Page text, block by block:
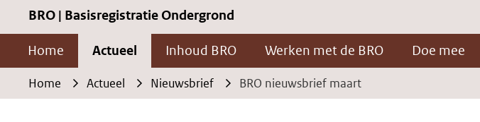
cookies
op
deze
website
worden
BRO | Basisregistratie Ondergrond
Home Actueel Inhoud BRO Werken met de BRO Doe mee
Home Actueel Nieuwsbrief BRO nieuwsbrief maart